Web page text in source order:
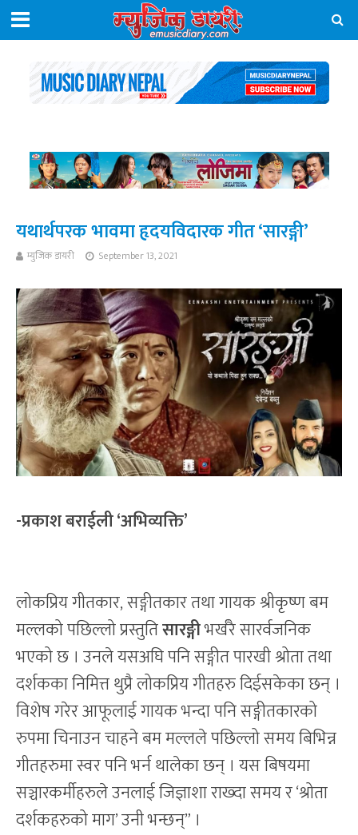
यथार्थपरक भावमा हृदयविदारक गीत ‘सारङ्गी’
म्युजिक डायरी September 13, 2021
-प्रकाश बराईली ‘अभिव्यक्ति’
लोकप्रिय गीतकार, सङ्गीतकार तथा गायक श्रीकृष्ण बम
मल्लको पछिल्लो प्रस्तुतिसारङ्गीभर्खरै सारर्वजनिक
भएको छ । उनले यसअघि पनि सङ्गीत पारखी श्रोता तथा
दर्शकका निमित्त थुप्रै लोकप्रिय गीतहरु दिईसकेका छन् ।
विशेष गरेर आफूलाई गायक भन्दा पनि सङ्गीतकारको
रुपमा चिनाउन चाहने बम मल्लले पछिल्लो समय बिभिन्न
गीतहरुमा स्वर पनि भर्न थालेका छन् । यस बिषयमा
सञ्चारकर्मीहरुले उनलाई जिज्ञाशा राख्दा समय र ‘श्रोता
दर्शकहरुको माग’ उनी भन्छन्” ।